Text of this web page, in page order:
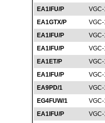
EA1IFU/P
EA1GTX/P
EA1IFU/P
EA1IFU/P
EA1ET/P
EA1IFU/P
EA9PD/1
EG4FUW/1
EA1IFU/P